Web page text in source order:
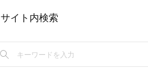
サイト内検索